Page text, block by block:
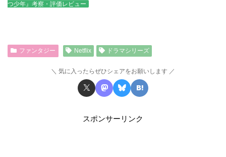
つ少年』考察・評価レビュー
ファンタジー Netflix ドラマシリーズ
気に入ったらぜひシェアをお願いします
スポンサーリンク